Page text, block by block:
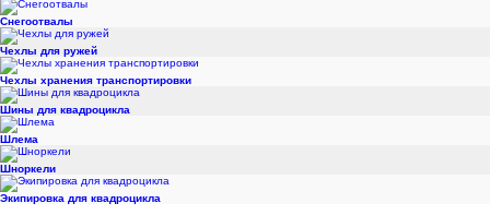
Снегоотвалы
Чехлы для ружей
Чехлы хранения транспортировки
Шины для квадроцикла
Шлема
Шноркели
Экипировка для квадроцикла